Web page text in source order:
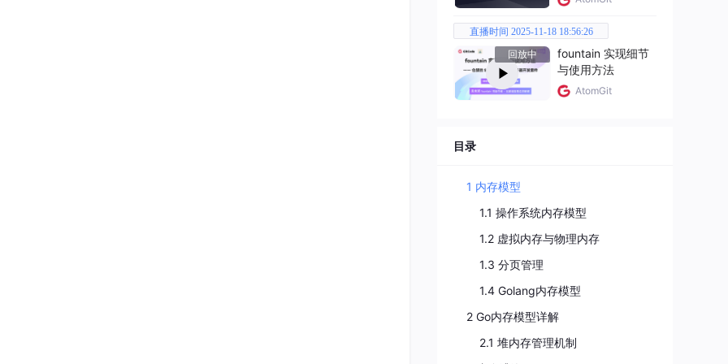
直播时间 2025-11-18 18:56:26
回放中
fountain 实现细节
与使用方法
AtomGit
目录
1 内存模型
1.1 操作系统内存模型
1.2 虚拟内存与物理内存
1.3 分页管理
1.4 Golang内存模型
2 Go内存模型详解
2.1 堆内存管理机制